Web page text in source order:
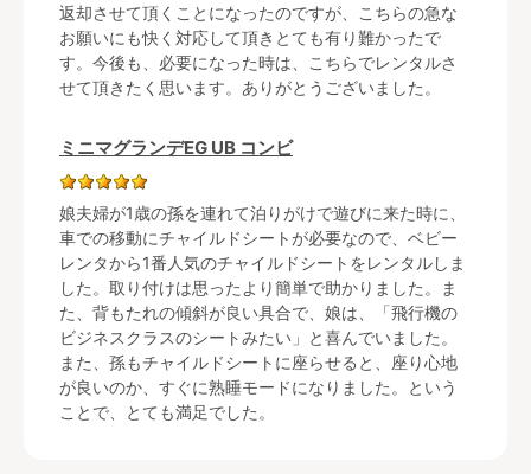
返却させて頂くことになったのですが、こちらの急な
お願いにも快く対応して頂きとても有り難かったで
す。今後も、必要になった時は、こちらでレンタルさ
せて頂きたく思います。ありがとうございました。
ミニマグランデEG UB コンビ
娘夫婦が1歳の孫を連れて泊りがけで遊びに来た時に、
車での移動にチャイルドシートが必要なので、ベビー
レンタから1番人気のチャイルドシートをレンタルしま
した。取り付けは思ったより簡単で助かりました。ま
た、背もたれの傾斜が良い具合で、娘は、「飛行機の
ビジネスクラスのシートみたい」と喜んでいました。
また、孫もチャイルドシートに座らせると、座り心地
が良いのか、すぐに熟睡モードになりました。という
ことで、とても満足でした。